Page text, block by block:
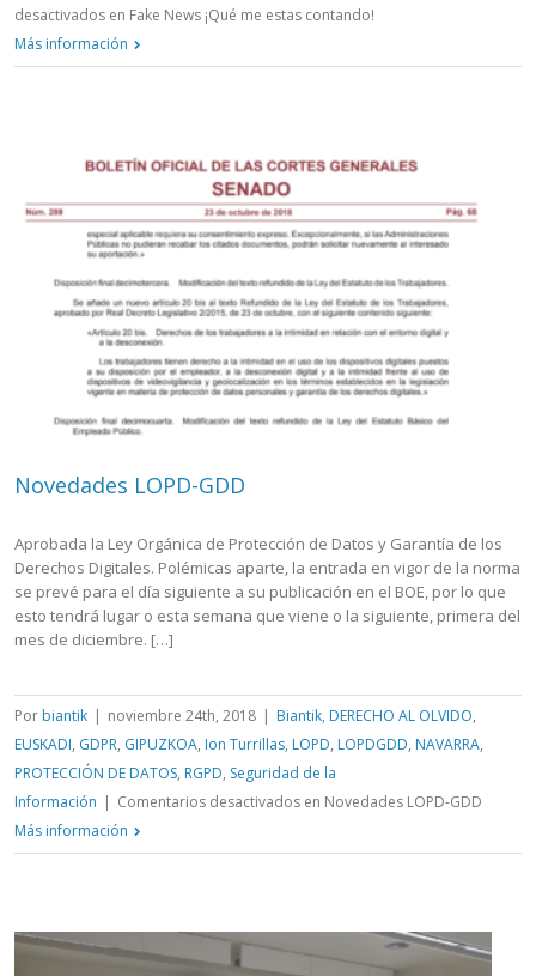
desactivados en Fake News ¡Qué me estas contando!
Más información
Novedades LOPD-GDD
Aprobada la Ley Orgánica de Protección de Datos y Garantía de los
Derechos Digitales. Polémicas aparte, la entrada en vigor de la norma
se prevé para el día siguiente a su publicación en el BOE, por lo que
esto tendrá lugar o esta semana que viene o la siguiente, primera del
mes de diciembre. […]
Por biantik | noviembre 24th, 2018 | Biantik, DERECHO AL OLVIDO,
EUSKADI, GDPR, GIPUZKOA, Ion Turrillas, LOPD, LOPDGDD, NAVARRA,
PROTECCIÓN DE DATOS, RGPD, Seguridad de la
Información | Comentarios desactivados en Novedades LOPD-GDD
Más información